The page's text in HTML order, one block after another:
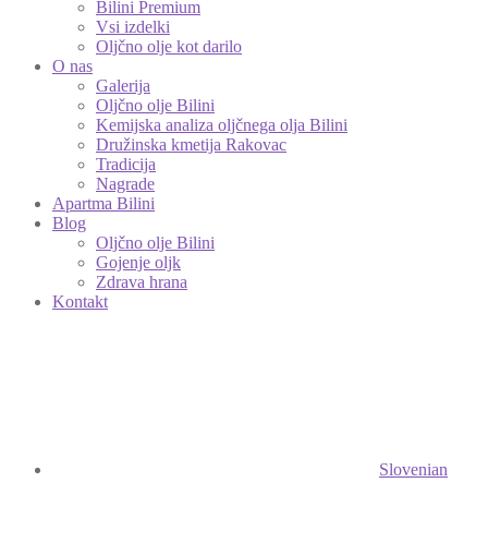
Bilini Premium
Vsi izdelki
Oljčno olje kot darilo
O nas
Galerija
Oljčno olje Bilini
Kemijska analiza oljčnega olja Bilini
Družinska kmetija Rakovac
Tradicija
Nagrade
Apartma Bilini
Blog
Oljčno olje Bilini
Gojenje oljk
Zdrava hrana
Kontakt
Slovenian